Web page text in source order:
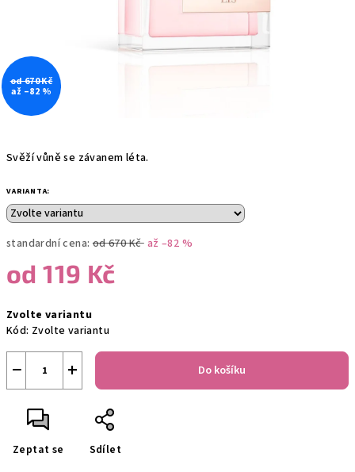
Svěží vůně se závanem léta.
VARIANTA:
standardní cena: od 670 Kč až –82 %
od119 Kč
cena:
Zvolte variantu
Kód: Zvolte variantu
+
− Do košíku
Zeptat se Sdílet
od 670 Kč
až –82 %